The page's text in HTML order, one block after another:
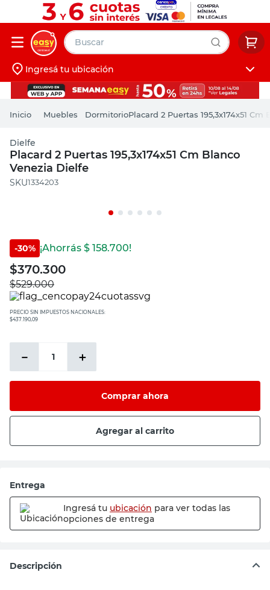
Buscar
Iniciá sesión
Ingresá tu ubicación
Muebles DormitorioPlacard 2 Puertas 195,3x174x51
Dielfe
Placard 2 Puertas 195,3x174x51 Cm Blanco
Venezia Dielfe
:1334203
-30% ¡Ahorrás $ 158.700!
$370.300
$529.000
PRECIO SIN IMPUESTOS NACIONALES:
$437.190,09
＋
－
Comprar ahora
Agregar al carrito
Entrega
Ingresá tu ubicación para ver todas las
opciones de entrega
Descripción
muebles
pintura
escritorio
puertas
placard